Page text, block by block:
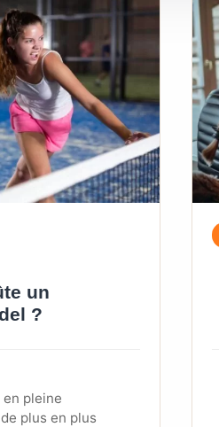
un
?
pleine
plus en plus